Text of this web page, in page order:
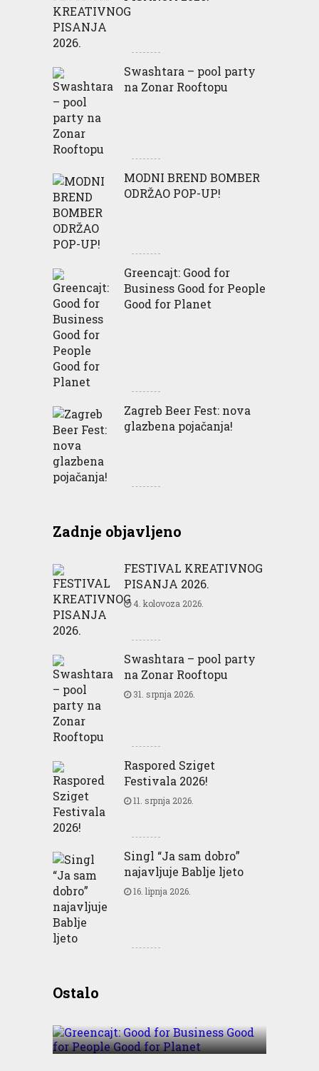
Swashtara – pool party
na Zonar Rooftopu
MODNI BREND BOMBER
ODRŽAO POP-UP!
Greencajt: Good for
Business Good for People
Good for Planet
Zagreb Beer Fest: nova
glazbena pojačanja!
Zadnje objavljeno
FESTIVAL KREATIVNOG
PISANJA 2026.
4. kolovoza 2026.
Swashtara – pool party
na Zonar Rooftopu
31. srpnja 2026.
Raspored Sziget
Festivala 2026!
11. srpnja 2026.
Singl “Ja sam dobro”
najavljuje Bablje ljeto
16. lipnja 2026.
OstaloBusiness Good for People